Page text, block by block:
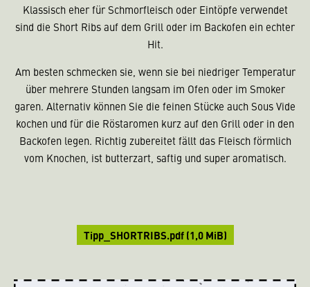
Klassisch eher für Schmorfleisch oder Eintöpfe verwendet
sind die Short Ribs auf dem Grill oder im Backofen ein echter
Hit.
Am besten schmecken sie, wenn sie bei niedriger Temperatur
über mehrere Stunden langsam im Ofen oder im Smoker
garen. Alternativ können Sie die feinen Stücke auch Sous Vide
kochen und für die Röstaromen kurz auf den Grill oder in den
Backofen legen. Richtig zubereitet fällt das Fleisch förmlich
vom Knochen, ist butterzart, saftig und super aromatisch.
Tipp_SHORTRIBS.pdf(1,0 MiB)